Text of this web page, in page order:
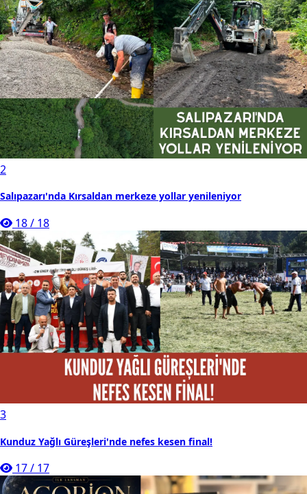
2
Salıpazarı'nda Kırsaldan merkeze yollar yenileniyor
18/ 18
3
Kunduz Yağlı Güreşleri'nde nefes kesen final!
17/ 17